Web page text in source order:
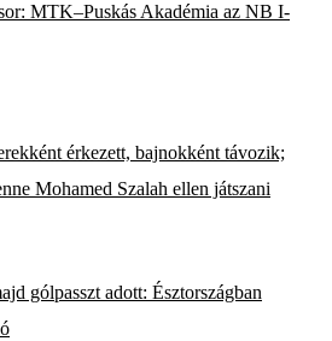
MTK–Puskás Akadémia az NB I-
érkezett, bajnokként távozik;
Mohamed Szalah ellen játszani
gólpasszt adott: Észtországban